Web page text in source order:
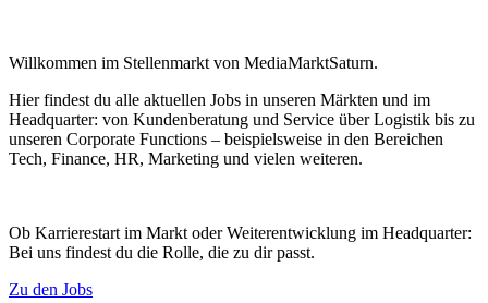
Willkommen im Stellenmarkt von MediaMarktSaturn.
Hier findest du alle aktuellen Jobs in unseren Märkten und im
Headquarter: von Kundenberatung und Service über Logistik bis zu
unseren Corporate Functions – beispielsweise in den Bereichen
Tech, Finance, HR, Marketing und vielen weiteren.
Ob Karrierestart im Markt oder Weiterentwicklung im Headquarter:
Bei uns findest du die Rolle, die zu dir passt.
Zu den Jobs